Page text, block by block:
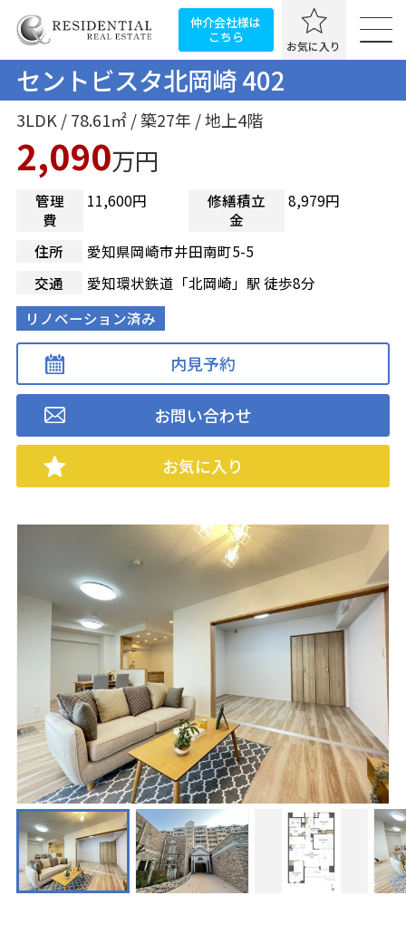
仲介会社様は
こちら
お気に入り
セントビスタ北岡崎 402
3LDK / 78.61㎡ / 築27年 / 地上4階
2,090万円
管理
費
11,600円
修繕積立
金
8,979円
住所
愛知県岡崎市井田南町5-5
交通
愛知環状鉄道「北岡崎」駅 徒歩8分
リノベーション済み
内見予約
お問い合わせ
お気に入り